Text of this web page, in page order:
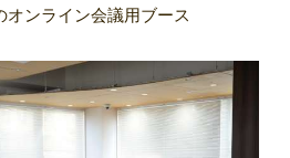
ンライン会議用ブース